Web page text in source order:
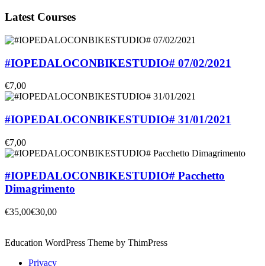
Latest Courses
#IOPEDALOCONBIKESTUDIO# 07/02/2021
€7,00
#IOPEDALOCONBIKESTUDIO# 31/01/2021
€7,00
#IOPEDALOCONBIKESTUDIO# Pacchetto
Dimagrimento
€35,00€30,00
Education WordPress Theme by ThimPress
Privacy